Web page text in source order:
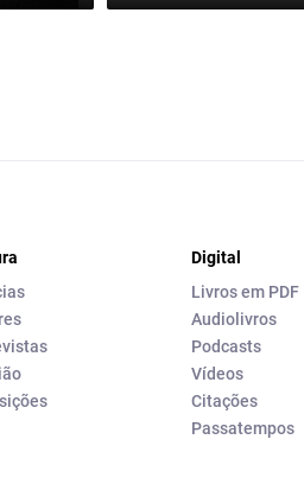
Digital
Livros em PDF
Audiolivros
Podcasts
Vídeos
Citações
Passatempos